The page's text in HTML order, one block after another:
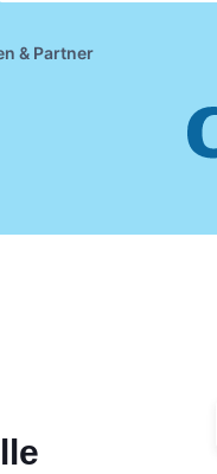
& Partner